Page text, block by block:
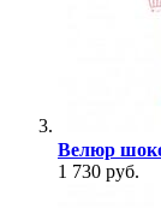
Велюр
1 730 руб.